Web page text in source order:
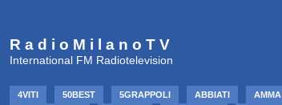
R a d i o M i l a n o T V
International FM Radiotelevision
4VITI 50BEST 5GRAPPOLI ABBIATI AMMA